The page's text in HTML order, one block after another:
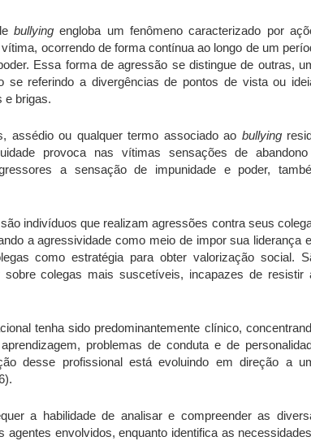
bullyingengloba um fenômeno caracterizado por
ocorrendo de forma contínua ao longo de um
Essa forma de agressão se distingue de outras,
se referindo a divergências de pontos de vista ou
e brigas.
assédio ou qualquer termo associado ao bullying
provoca nas vítimas sensações de
a sensação de impunidade e poder,
são indivíduos que realizam agressões contra seus
a agressividade como meio de impor sua liderança
como estratégia para obter valorização social.
colegas mais suscetíveis, incapazes de resistir
tenha sido predominantemente clínico,
problemas de conduta e de
desse profissional está evoluindo em direção a
a habilidade de analisar e compreender as
envolvidos, enquanto identifica as